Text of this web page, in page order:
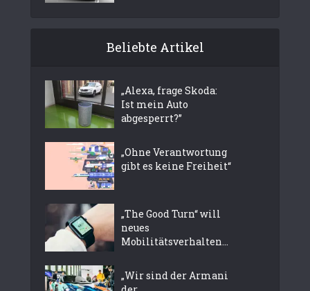
Beliebte Artikel
„Alexa, frage Skoda:
Ist mein Auto
abgesperrt?”
„Ohne Verantwortung
gibt es keine Freiheit“
„The Good Turn“ will
neues
Mobilitätsverhalten...
„Wir sind der Armani